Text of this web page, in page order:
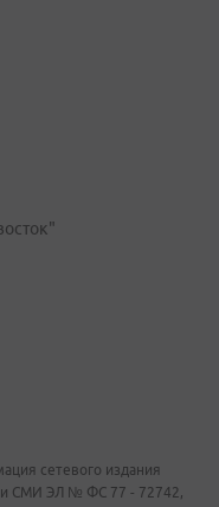
сетевого издания
СМИ ЭЛ № ФС 77 - 72742,